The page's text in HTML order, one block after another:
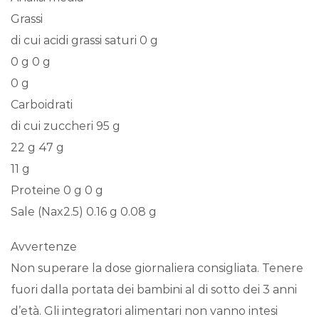
Grassi
di cui acidi grassi saturi 0 g
0 g 0 g
0 g
Carboidrati
di cui zuccheri 95 g
22 g 47 g
11 g
Proteine 0 g 0 g
Sale (Nax2.5) 0.16 g 0.08 g
Avvertenze
Non superare la dose giornaliera consigliata. Tenere
fuori dalla portata dei bambini al di sotto dei 3 anni
d’età. Gli integratori alimentari non vanno intesi